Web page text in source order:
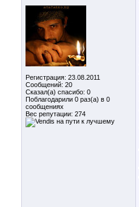
Регистрация: 23.08.2011
Сообщений: 20
Сказал(а) спасибо: 0
Поблагодарили 0 раз(а) в 0
сообщениях
Вес репутации: 274